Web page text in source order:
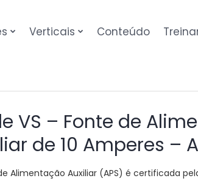
Verticais Conteúdo
VS – Fonte de
de 10 Amperes –
Alimentação Auxiliar (APS) é certificada pela